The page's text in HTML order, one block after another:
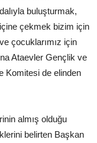
buluşturmak,
çekmek bizim için
çocuklarımız için
Ataevler Gençlik ve
Komitesi de elinden
almış olduğu
belirten Başkan